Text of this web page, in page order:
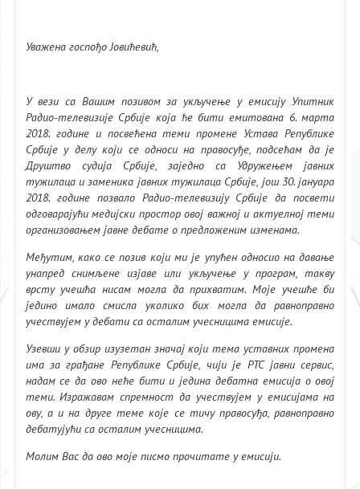
Уважена госпођо Јовићевић,
У вези са Вашим позивом за укључење у емисију Упитник
Радио-телевизије Србије која ће бити емитована 6. марта
2018. године и посвећена теми промене Устава Републике
Србије у делу који се односи на правосуђе, подсећам да је
Друштво судија Србије, заједно са Удружењем јавних
тужилаца и заменика јавних тужилаца Србије, још 30. јануара
2018. године позвало Радио-телевизију Србије да посвети
одговарајући медијски простор овој важној и актуелној теми
организовањем јавне дебате о предложеним изменама.
Међутим, како се позив који ми је упућен односио на давање
унапред снимљене изјаве или укључење у програм, такву
врсту учешћа нисам могла да прихватим. Моје учешће би
једино имало смисла уколико бих могла да равноправно
учествујем у дебати са осталим учесницима емисије.
Узевши у обзир изузетан значај који тема уставних промена
има за грађане Републике Србије, чији је РТС јавни сервис,
надам се да ово неће бити и једина дебатна емисија о овој
теми. Изражавам спремност да учествујем у емисијама на
ову, а и на друге теме које се тичу правосуђа, равноправно
дебатујући са осталим учесницима.
Молим Вас да ово моје писмо прочитате у емисији.